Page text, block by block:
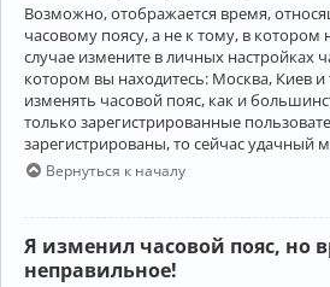
Возможно, отображается время,
часовому поясу, а не к тому, в котором
случае измените в личных настройках
котором вы находитесь: Москва, Киев и
изменять часовой пояс, как и
только зарегистрированные
зарегистрированы, то сейчас удачный
Вернуться к началу
Я изменил часовой пояс, но
неправильное!